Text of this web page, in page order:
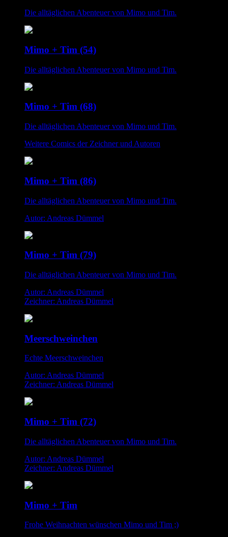
Die alltäglichen Abenteuer von Mimo und Tim.
Mimo + Tim (54)
Die alltäglichen Abenteuer von Mimo und Tim.
Mimo + Tim (68)
Die alltäglichen Abenteuer von Mimo und Tim.
Weitere Comics der Zeichner und Autoren
Mimo + Tim (86)
Die alltäglichen Abenteuer von Mimo und Tim.
Autor: Andreas Dümmel
Mimo + Tim (79)
Die alltäglichen Abenteuer von Mimo und Tim.
Autor: Andreas Dümmel
Zeichner: Andreas Dümmel
Meerschweinchen
Echte Meerschweinchen
Autor: Andreas Dümmel
Zeichner: Andreas Dümmel
Mimo + Tim (72)
Die alltäglichen Abenteuer von Mimo und Tim.
Autor: Andreas Dümmel
Zeichner: Andreas Dümmel
Mimo + Tim
Frohe Weihnachten wünschen Mimo und Tim ;)